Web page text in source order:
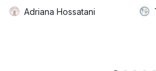
Adriana Hossatani